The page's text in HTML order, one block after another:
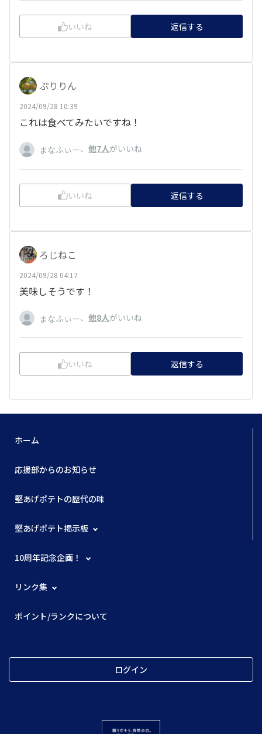
いいね 返信する
ぷりりん
2024/09/28 10:39
これは食べてみたいですね！
まなふぃー、 他7人がいいね
いいね 返信する
ろじねこ
2024/09/28 04:17
美味しそうです！
まなふぃー、 他8人がいいね
いいね 返信する
ホーム
応援部からのお知らせ
堅あげポテトの歴代の味
堅あげポテト掲示板
10周年記念企画！
リンク集
ポイント/ランクについて
ログイン